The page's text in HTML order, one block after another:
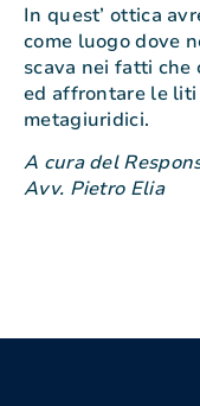
In quest’ ottica
come luogo dove
scava nei fatti che
ed affrontare le liti
metagiuridici.
A cura del
Avv. Pietro Elia